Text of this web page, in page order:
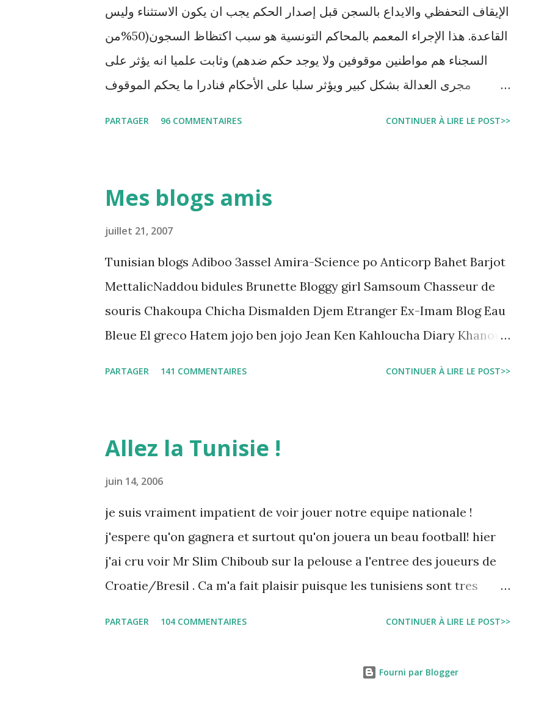
الإيقاف التحفظي والايداع بالسجن قبل إصدار الحكم يجب ان يكون الاستثناء وليس
القاعدة. هذا الإجراء المعمم بالمحاكم التونسية هو سبب اكتظاظ السجون(50%من
السجناء هم مواطنين موقوفين ولا يوجد حكم ضدهم) وثابت علميا انه يؤثر على
مجرى العدالة بشكل كبير ويؤثر سلبا على الأحكام فنادرا ما يحكم الموقوف
préventive: Analyse du cadre juridique tunisien au regard des Lignes
directrices Luanda"
PARTAGER 96 COMMENTAIRES CONTINUER À LIRE LE POST>>
Mes blogs amis
juillet 21, 2007
Tunisian blogs Adiboo 3assel Amira-Science po Anticorp Bahet Barjot
MettalicNaddou bidules Brunette Bloggy girl Samsoum Chasseur de
souris Chakoupa Chicha Dismalden Djem Etranger Ex-Imam Blog Eau
Bleue El greco Hatem jojo ben jojo Jean Ken Kahloucha Diary Khanouf
PARTAGER 141 COMMENTAIRES CONTINUER À LIRE LE POST>>
Allez la Tunisie !
juin 14, 2006
je suis vraiment impatient de voir jouer notre equipe nationale !
j'espere qu'on gagnera et surtout qu'on jouera un beau football! hier
j'ai cru voir Mr Slim Chiboub sur la pelouse a l'entree des joueurs de
Croatie/Bresil . Ca m'a fait plaisir puisque les tunisiens sont tres
PARTAGER 104 COMMENTAIRES CONTINUER À LIRE LE POST>>
Fourni par Blogger